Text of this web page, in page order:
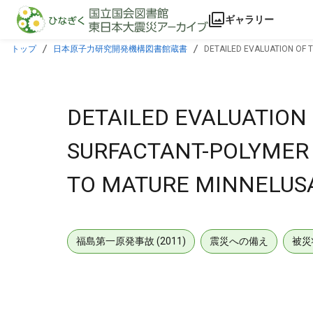
本文に飛ぶ
ギャラリー
トップ 日本原子力研究開発機構図書館蔵書 DETAILED EVALUATION OF
DETAILED
SURFACTANT-
TO MATURE
福島第一原発事故 (2011) 震災への備え 被災